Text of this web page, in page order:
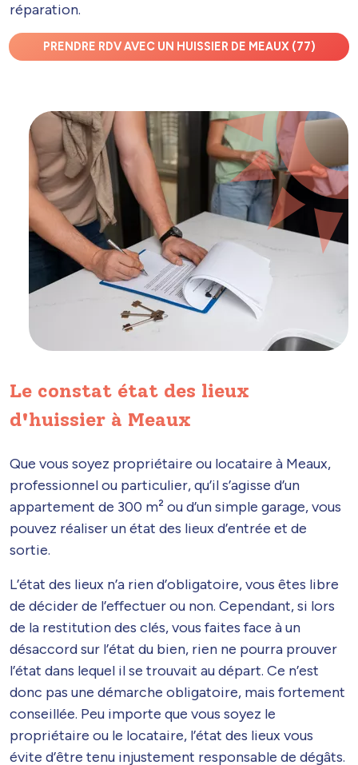
réparation.
PRENDRE RDV AVEC UN HUISSIER DE MEAUX (77)
Le constat état des lieux
d'huissier à Meaux
Que vous soyez propriétaire ou locataire à Meaux,
professionnel ou particulier, qu’il s’agisse d’un
appartement de 300 m² ou d’un simple garage, vous
pouvez réaliser un état des lieux d’entrée et de
sortie.
L’état des lieux n’a rien d’obligatoire, vous êtes libre
de décider de l’effectuer ou non. Cependant, si lors
de la restitution des clés, vous faites face à un
désaccord sur l’état du bien, rien ne pourra prouver
l’état dans lequel il se trouvait au départ. Ce n’est
donc pas une démarche obligatoire, mais fortement
conseillée. Peu importe que vous soyez le
propriétaire ou le locataire, l’état des lieux vous
évite d’être tenu injustement responsable de dégâts.